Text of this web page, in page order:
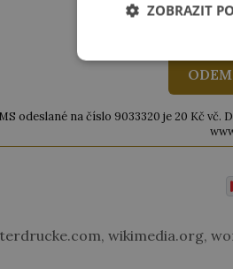
odeslané na číslo 9033320 je 20 Kč
wikimedia.org,
ZOBRAZIT